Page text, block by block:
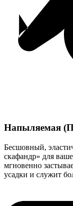
Напыляемая
Бесшовный,
скафандр» для
мгновенно
усадки и служит